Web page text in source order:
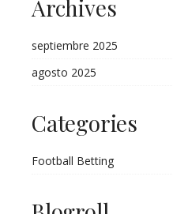
Archives
septiembre 2025
agosto 2025
Categories
Football Betting